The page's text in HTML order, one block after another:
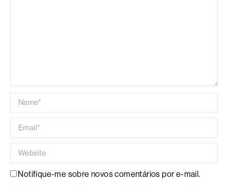
Notifique-me sobre novos comentários por e-mail.